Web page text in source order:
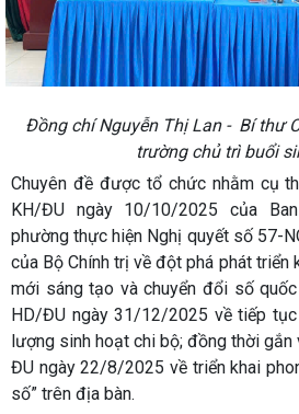
Đồng chí Nguyễn Thị Lan - Bí thư
trường chủ trì buổi
Chuyên đề được tổ chức nhằm cụ
KH/ĐU ngày 10/10/2025 của
phường thực hiện Nghị quyết số 57-
của Bộ Chính trị về đột phá phát triển
mới sáng tạo và chuyển đổi số
HD/ĐU ngày 31/12/2025 về tiếp
lượng sinh hoạt chi bộ; đồng thời
ĐU ngày 22/8/2025 về triển khai
số” trên địa bàn.